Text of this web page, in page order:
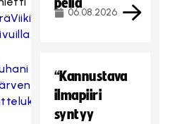
.
06.08.2026
“Kannustava
ilmapiiri
syntyy